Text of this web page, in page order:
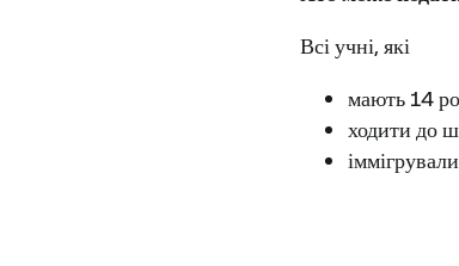
Всі учні, які
мають 14
ходити до